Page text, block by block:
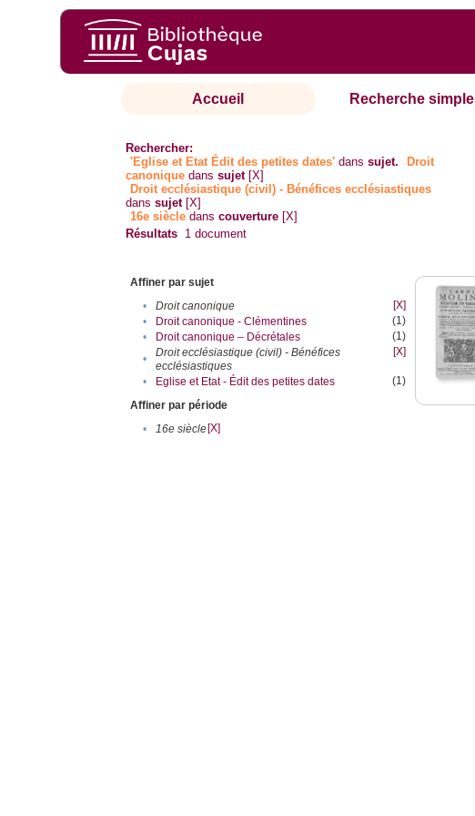
Accueil Recherche simple
Rechercher:
'Eglise et Etat Édit des petites dates' danssujet.
Droit
canonique danssujet [X]
Droit ecclésiastique (civil) - Bénéfices ecclésiastiques
danssujet [X]
16e siècle danscouverture [X]
Résultats 1 document
Affiner par sujet
•
Droit canonique
[X]
•
Droit canonique - Clémentines
(1)
•
Droit canonique – Décrétales
(1)
•
Droit ecclésiastique (civil) - Bénéfices
ecclésiastiques
[X]
• Eglise et Etat - Édit des petites dates
(1)
Affiner par période
•
16e siècle[X]